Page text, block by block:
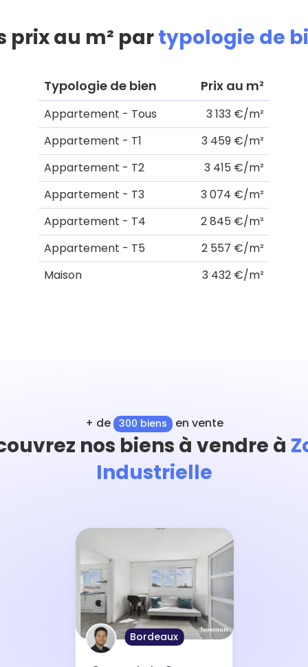
prix au m² partypologie de
Typologie de bien Prix au m²
Appartement - Tous
3 133 €/m²
Appartement - T1
3 459 €/m²
Appartement - T2
3 415 €/m²
Appartement - T3
3 074 €/m²
Appartement - T4
2 845 €/m²
Appartement - T5
2 557 €/m²
Maison
3 432 €/m²
+ de 300 biens en vente
nos biens à vendre à
Industrielle
Bordeaux